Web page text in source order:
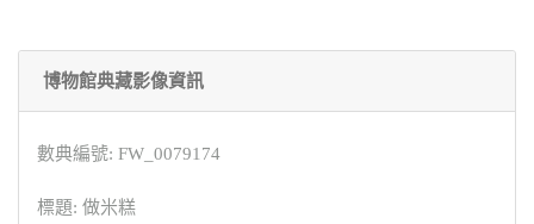
博物館典藏影像資訊
數典編號: FW_0079174
標題: 做米糕